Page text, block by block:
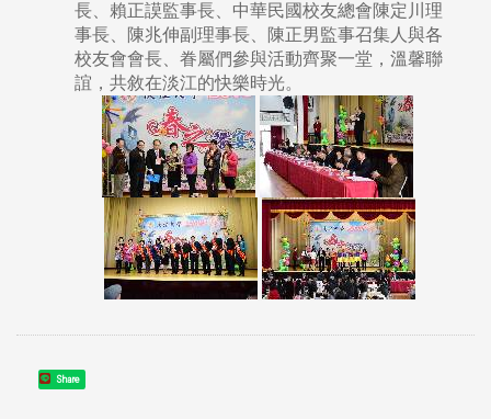
長、賴正謨監事長、中華民國校友總會陳定川理
事長、陳兆伸副理事長、陳正男監事召集人與各
校友會會長、眷屬們參與活動齊聚一堂，溫馨聯
誼，共敘在淡江的快樂時光。
Share